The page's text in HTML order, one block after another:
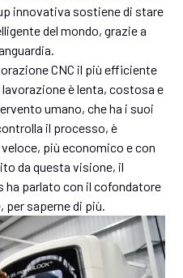
innovativa sostiene di stare
del mondo, grazie a
CNC il più efficiente
è lenta, costosa e
umano, che ha i suoi
il processo, è
più economico e con
da questa visione, il
ha parlato con il cofondatore
per saperne di più.